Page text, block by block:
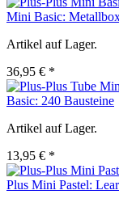
Mini Basic:
Artikel auf Lager.
36,95 € *
Basic: 240 Bausteine
Artikel auf Lager.
13,95 € *
Plus Mini Pastel: